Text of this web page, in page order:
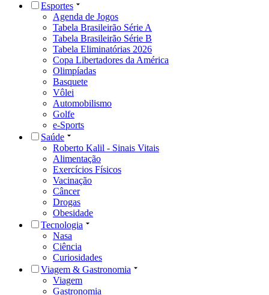
Esportes
Agenda de Jogos
Tabela Brasileirão Série A
Tabela Brasileirão Série B
Tabela Eliminatórias 2026
Copa Libertadores da América
Olimpíadas
Basquete
Vôlei
Automobilismo
Golfe
e-Sports
Saúde
Roberto Kalil - Sinais Vitais
Alimentação
Exercícios Físicos
Vacinação
Câncer
Drogas
Obesidade
Tecnologia
Nasa
Ciência
Curiosidades
Viagem & Gastronomia
Viagem
Gastronomia